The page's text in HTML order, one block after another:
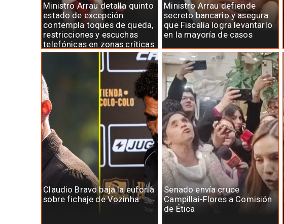
Ministro Arrau detalla quinto
estado de excepción:
contempla toques de queda,
restricciones y escuchas
telefónicas en zonas críticas
Ministro Arrau defiende
secreto bancario y asegura
que Fiscalía logra levantarlo
en la mayoría de casos
Claudio Bravo baja la euforia
sobre fichaje de Vozinha
Senado envía cruce
Campillai-Flores a Comisión
de Ética